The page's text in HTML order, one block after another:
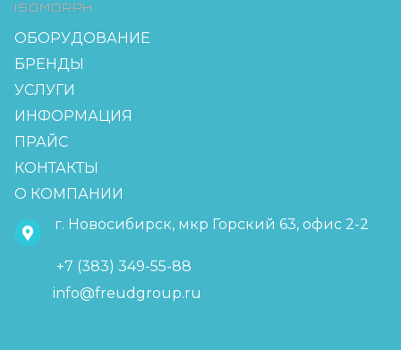
ISOMORPH
ОБОРУДОВАНИЕ
БРЕНДЫ
УСЛУГИ
ИНФОРМАЦИЯ
ПРАЙС
КОНТАКТЫ
О КОМПАНИИ
г. Новосибирск, мкр Горский 63, офис 2-2
+7 (383) 349-55-88
info@freudgroup.ru